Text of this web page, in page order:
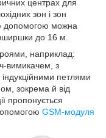
центрах для
зон і зон
допомогою можна
до 16 м.
наприклад:
вимикачем, з
петлями
зокрема й від
пропонується
GSM-модуля